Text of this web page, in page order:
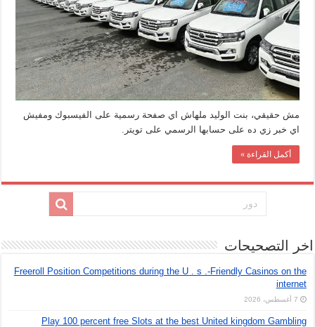
مش حقيقي، بنت الوليد ملهاش اي صفحة رسمية على الفيسبوك ومفيش
اي خبر زي ده على حسابها الرسمي على تويتر.
أكمل القراءة »
اخر التصحيحات
Freeroll Position Competitions during the U . s .-Friendly Casinos on the
internet
7 أغسطس، 2026
Play 100 percent free Slots at the best United kingdom Gambling